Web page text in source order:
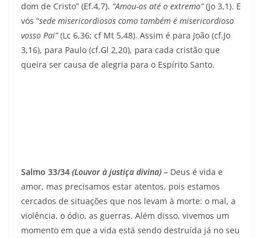
dom de Cristo” (Ef.4,7). “Amou-os até o extremo”(Jo 3,1). E
vós “sede misericordiosos como também é misericordioso
vosso Pai”(Lc 6,36; cf Mt 5,48). Assim é para João (cf.Jo
3,16), para Paulo (cf.Gl 2,20), para cada cristão que
queira ser causa de alegria para o Espírito Santo.
Salmo 33/34 (Louvor à justiça divina) – Deus é vida e
amor, mas precisamos estar atentos, pois estamos
cercados de situações que nos levam à morte: o mal, a
violência, o ódio, as guerras. Além disso, vivemos um
momento em que a vida está sendo destruída já no seu